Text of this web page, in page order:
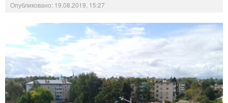
Опубликовано: 19.08.2019, 15:27